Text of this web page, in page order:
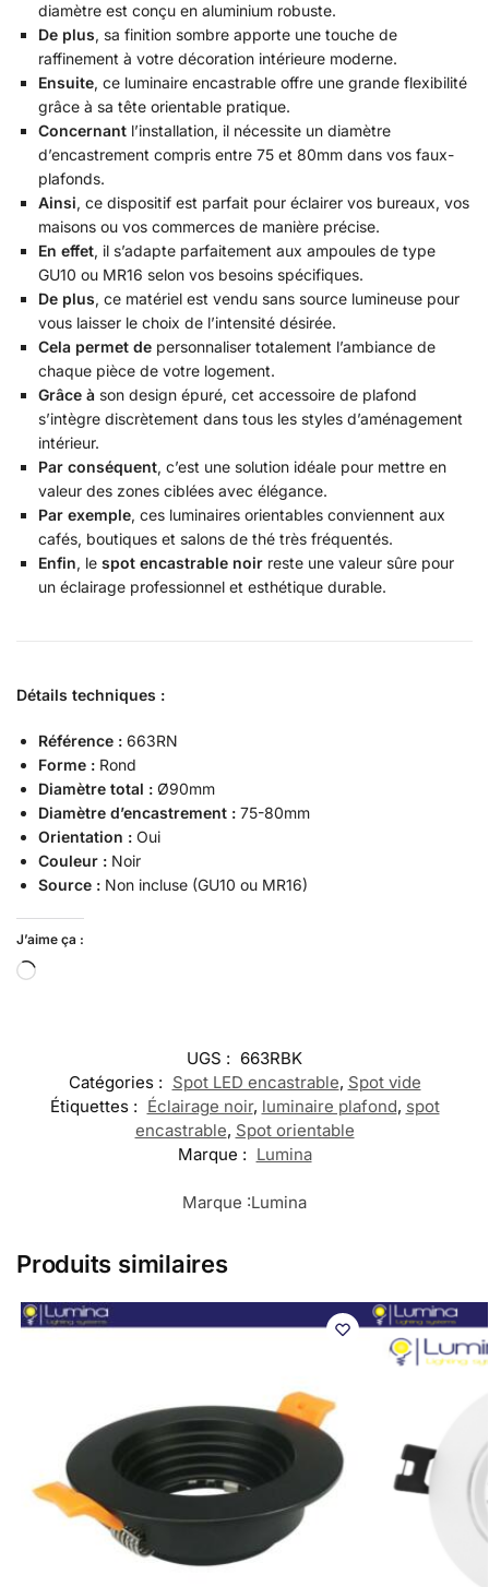
diamètre est conçu en aluminium robuste.
De plus, sa finition sombre apporte une touche de
raffinement à votre décoration intérieure moderne.
Ensuite, ce luminaire encastrable offre une grande flexibilité
grâce à sa tête orientable pratique.
Concernant l’installation, il nécessite un diamètre
d’encastrement compris entre 75 et 80mm dans vos faux-
plafonds.
Ainsi, ce dispositif est parfait pour éclairer vos bureaux, vos
maisons ou vos commerces de manière précise.
En effet, il s’adapte parfaitement aux ampoules de type
GU10 ou MR16 selon vos besoins spécifiques.
De plus, ce matériel est vendu sans source lumineuse pour
vous laisser le choix de l’intensité désirée.
Cela permet de personnaliser totalement l’ambiance de
chaque pièce de votre logement.
Grâce à son design épuré, cet accessoire de plafond
s’intègre discrètement dans tous les styles d’aménagement
intérieur.
Par conséquent, c’est une solution idéale pour mettre en
valeur des zones ciblées avec élégance.
Par exemple, ces luminaires orientables conviennent aux
cafés, boutiques et salons de thé très fréquentés.
Enfin, le spot encastrable noir reste une valeur sûre pour
un éclairage professionnel et esthétique durable.
Détails techniques :
Référence : 663RN
Forme : Rond
Diamètre total : Ø90mm
Diamètre d’encastrement : 75-80mm
Orientation : Oui
Couleur : Noir
Source : Non incluse (GU10 ou MR16)
J’aime ça :
UGS : 663RBK
Catégories : Spot LED encastrable, Spot vide
Étiquettes : Éclairage noir, luminaire plafond, spot
encastrable, Spot orientable
Marque : Lumina
Marque :Lumina
Produits similaires